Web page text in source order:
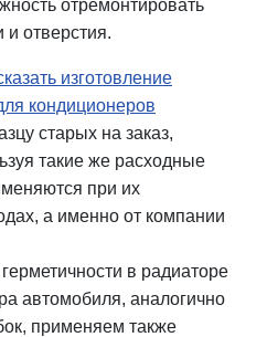
отремонтировать
отверстия.
изготовление
кондиционеров
старых на заказ,
такие же расходные
при их
а именно от компании
в радиаторе
автомобиля, аналогично
применяем также